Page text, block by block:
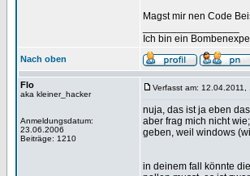
Magst mir nen Code
Ich bin ein
Nach oben
Flo
aka kleiner_hacker
Anmeldungsdatum:
23.06.2006
Beiträge: 1210
Verfasst am: 12.04.2011,
nuja, das ist ja eben
aber frag mich nicht
geben, weil windows
in deinem fall könnte